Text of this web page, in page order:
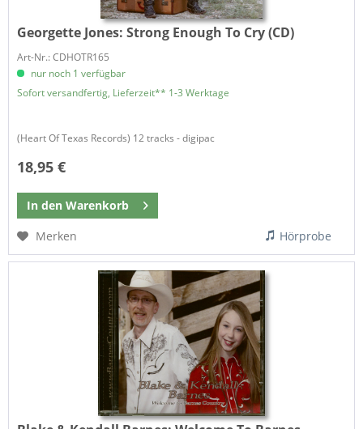
Georgette Jones:Strong Enough To Cry (CD)
Art-Nr.: CDHOTR165
nur noch 1 verfügbar
Sofort versandfertig, Lieferzeit** 1-3 Werktage
(Heart Of Texas Records) 12 tracks - digipac
18,95 €
In den Warenkorb
Merken
Hörprobe